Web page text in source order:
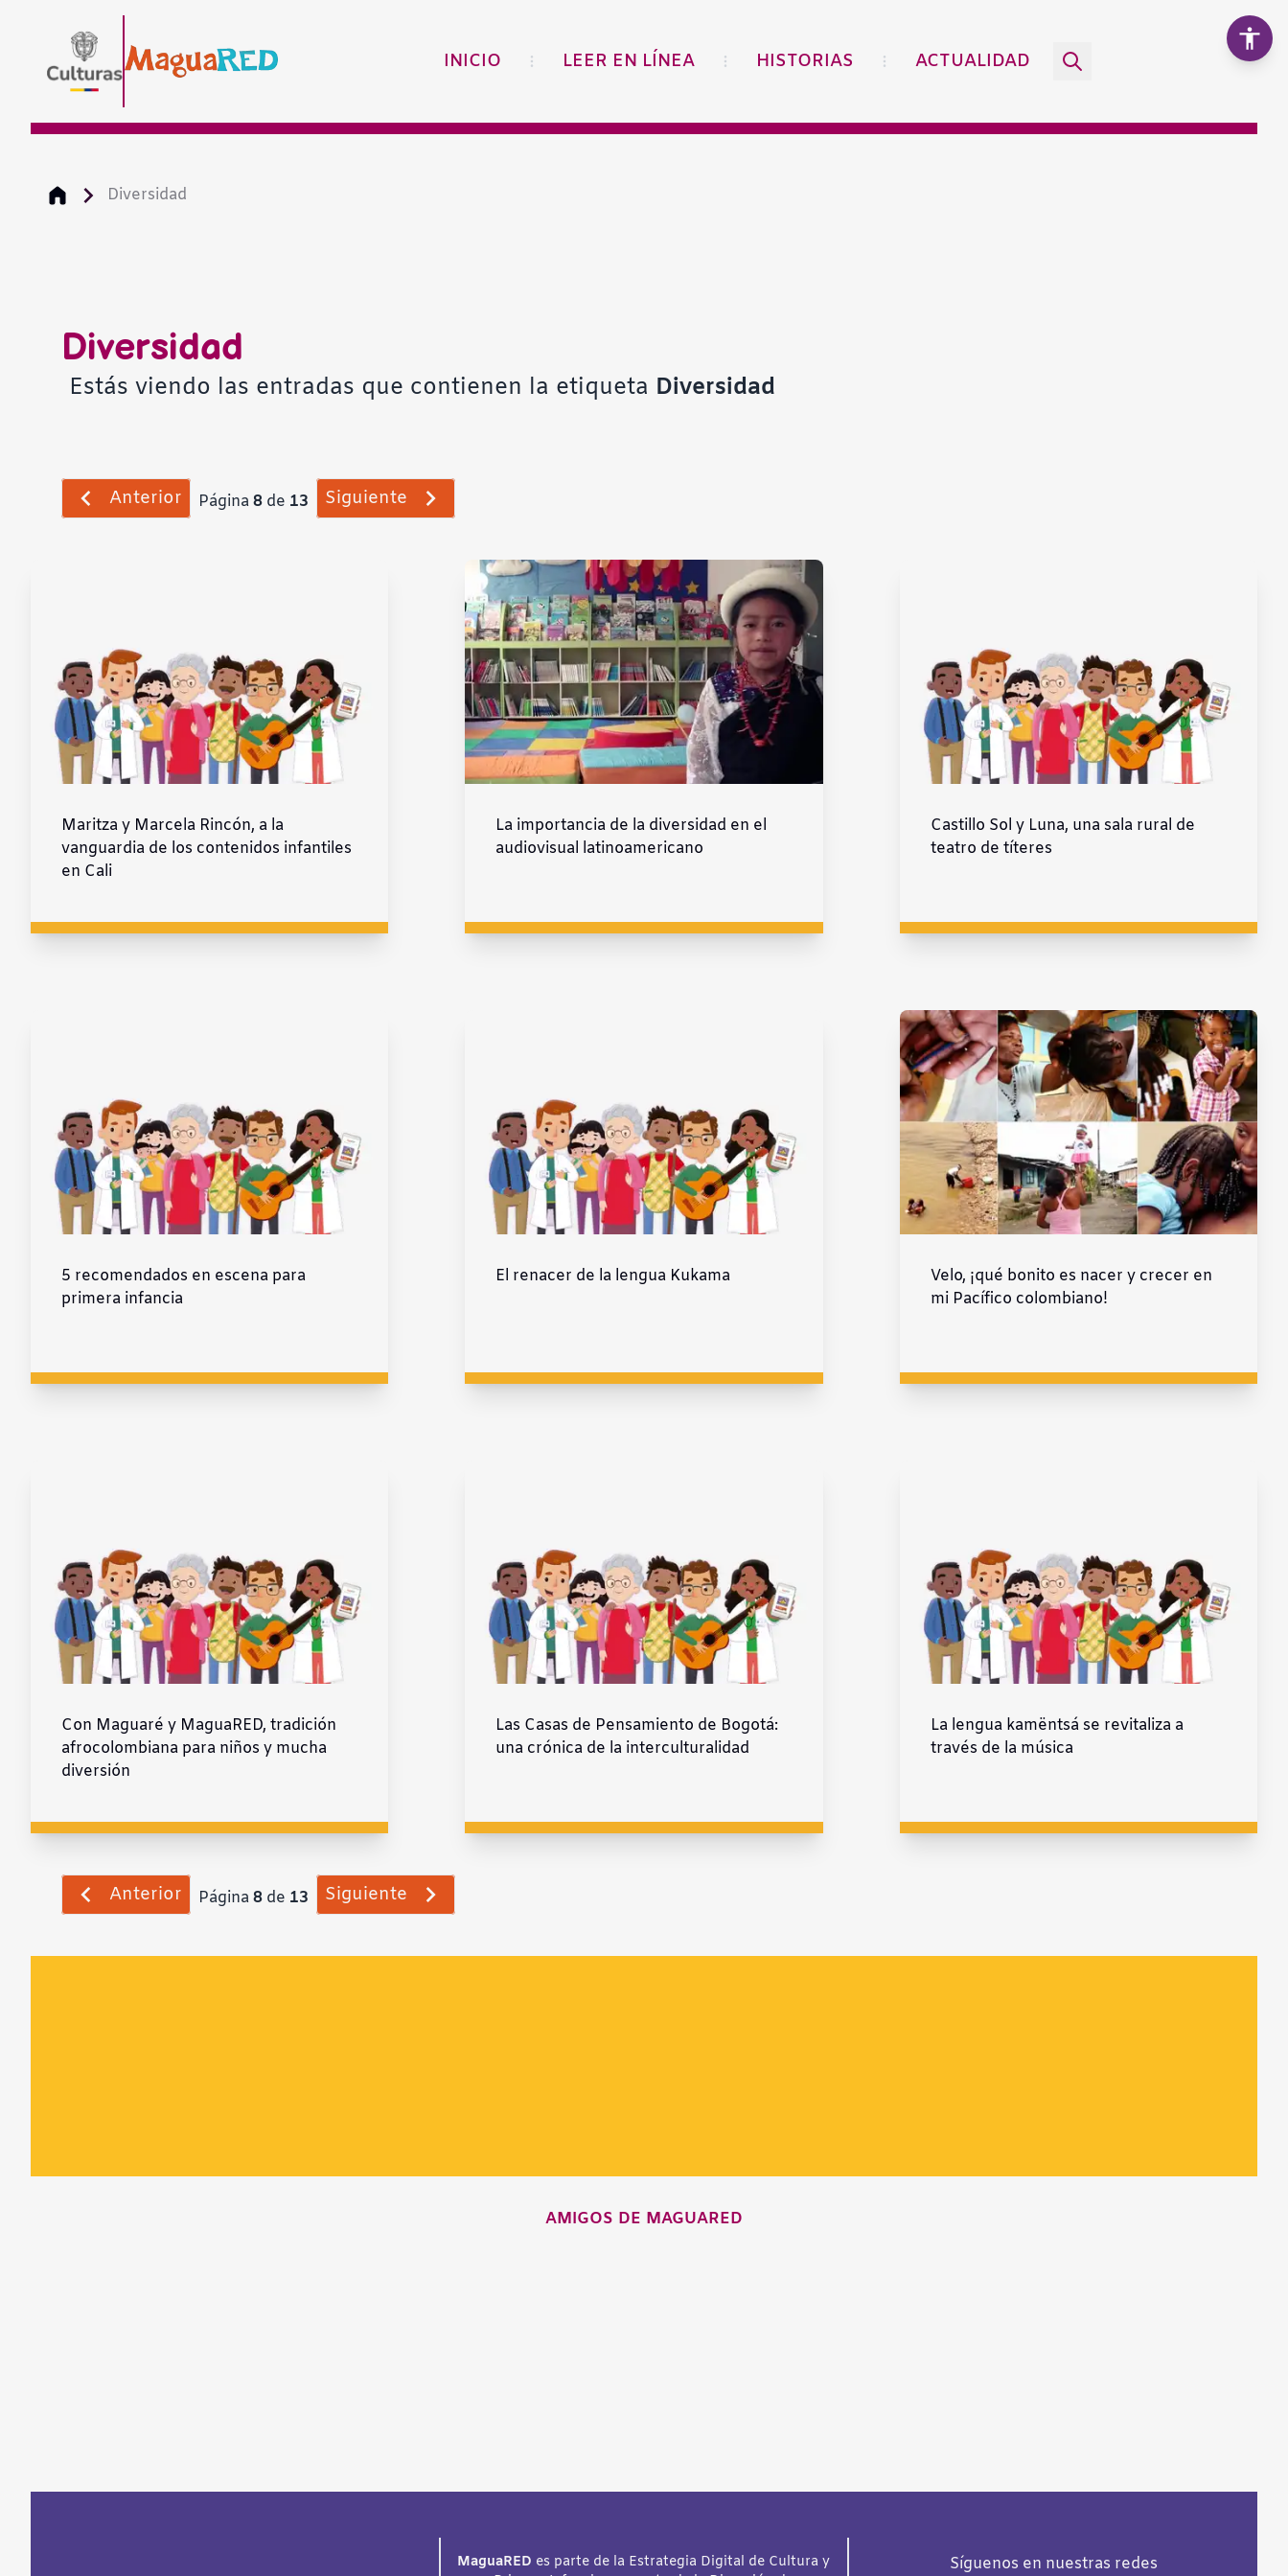
INICIO LEER EN LÍNEA HISTORIAS ACTUALIDAD
Diversidad
Diversidad
Estás viendo las entradas que contienen la etiqueta Diversidad
Anterior Página8 de 13 Siguiente
Maritza y Marcela Rincón, a la
vanguardia de los contenidos infantiles
en Cali
La importancia de la diversidad en el
audiovisual latinoamericano
Castillo Sol y Luna, una sala rural de
teatro de títeres
5 recomendados en escena para
primera infancia
El renacer de la lengua Kukama
Velo, ¡qué bonito es nacer y crecer en
mi Pacífico colombiano!
Con Maguaré y MaguaRED, tradición
afrocolombiana para niños y mucha
diversión
Las Casas de Pensamiento de Bogotá:
una crónica de la interculturalidad
La lengua kamëntsá se revitaliza a
través de la música
Anterior Página8 de 13 Siguiente
AMIGOS DE MAGUARED
MaguaRED es parte de la Estrategia Digital de Cultura y
Síguenos en nuestras redes